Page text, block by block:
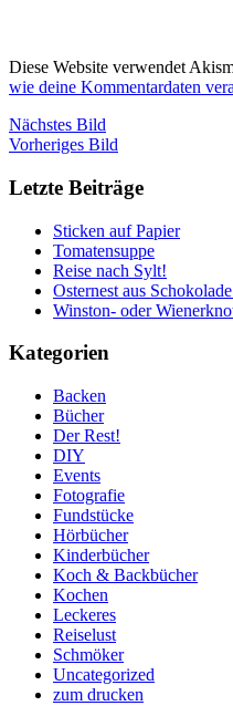
Diese Website verwendet
wie deine Kommentardaten
Nächstes Bild
Vorheriges Bild
Letzte Beiträge
Sticken auf Papier
Tomatensuppe
Reise nach Sylt!
Osternest aus
Winston- oder
Kategorien
Backen
Bücher
Der Rest!
DIY
Events
Fotografie
Fundstücke
Hörbücher
Kinderbücher
Koch & Backbücher
Kochen
Leckeres
Reiselust
Schmöker
Uncategorized
zum drucken